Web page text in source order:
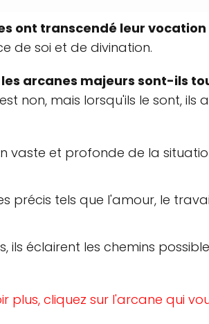
ont transcendé leur
de soi et de divination.
les arcanes majeurs sont-ils
non, mais lorsqu'ils le sont, ils
vaste et profonde de la
précis tels que l'amour, le
éclairent les chemins
cliquez sur l'arcane qui